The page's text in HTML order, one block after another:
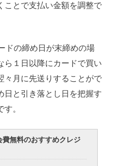
ことで支払い金額を調整で
ドの締め日が末締めの場
ら１日以降にカードで買い
々月に先送りすることがで
日と引き落とし日を把握す
。
無料のおすすめクレジ